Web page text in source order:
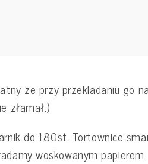
ze przy przekladaniu go
złamał:)
do 180st. Tortownice
woskowanym papierem